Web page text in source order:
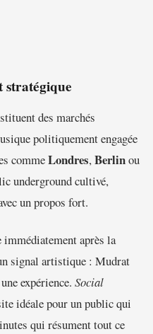
stratégique
des marchés
politiquement engagée
commeLondres, Berlinou
underground cultivé,
un propos fort.
après la
signal artistique : Mudrat
expérience. Social
idéale pour un public qui
qui résument tout ce